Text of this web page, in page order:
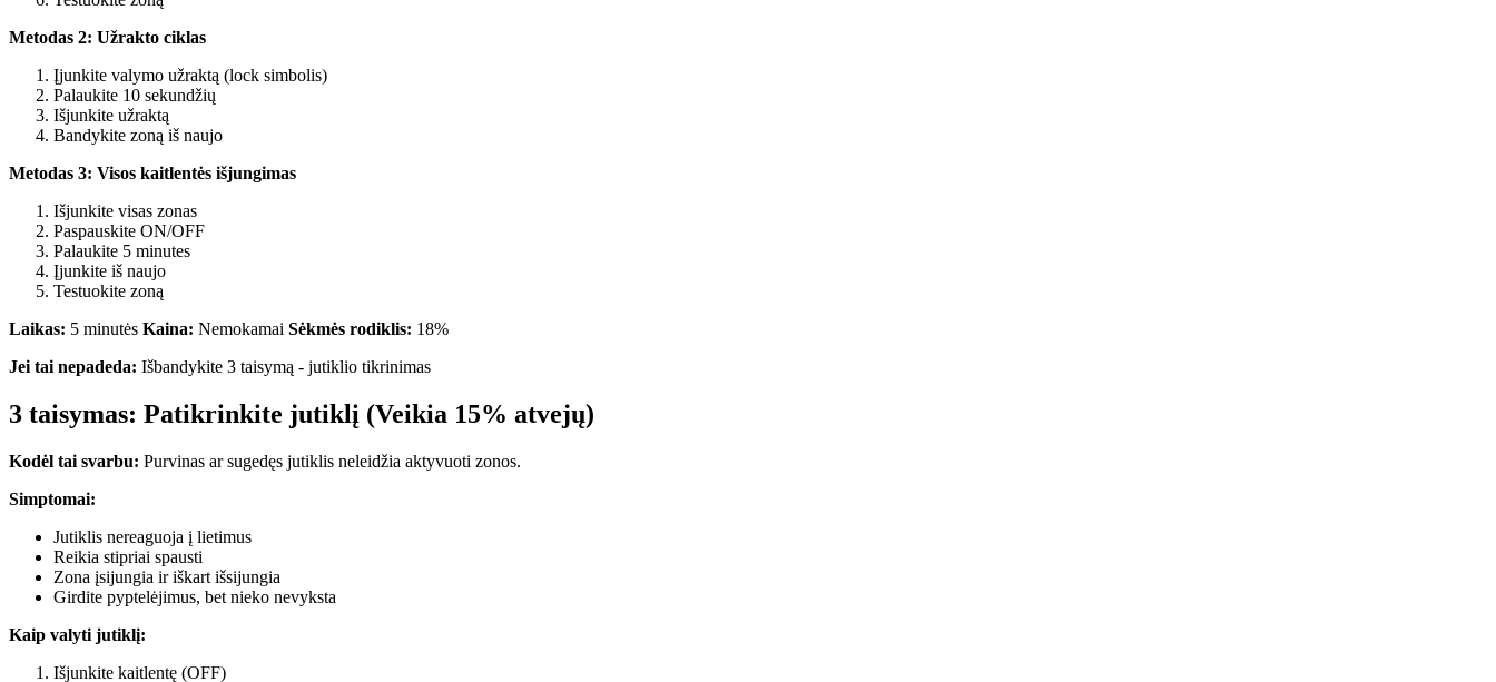
Metodas 2: Užrakto ciklas
Įjunkite valymo užraktą (lock simbolis)
Palaukite 10 sekundžių
Išjunkite užraktą
Bandykite zoną iš naujo
Metodas 3: Visos kaitlentės išjungimas
Išjunkite visas zonas
Paspauskite ON/OFF
Palaukite 5 minutes
Įjunkite iš naujo
Testuokite zoną
Laikas: 5 minutės Kaina: Nemokamai Sėkmės rodiklis: 18%
Jei tai nepadeda: Išbandykite 3 taisymą - jutiklio tikrinimas
3 taisymas: Patikrinkite jutiklį (Veikia 15% atvejų)
Kodėl tai svarbu: Purvinas ar sugedęs jutiklis neleidžia aktyvuoti zonos.
Simptomai:
Jutiklis nereaguoja į lietimus
Reikia stipriai spausti
Zona įsijungia ir iškart išsijungia
Girdite pyptelėjimus, bet nieko nevyksta
Kaip valyti jutiklį:
Išjunkite kaitlentę (OFF)